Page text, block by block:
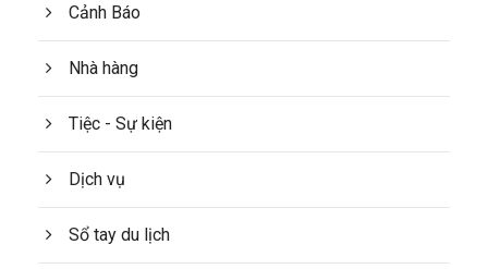
Cảnh Báo
Nhà hàng
Tiệc - Sự kiện
Dịch vụ
Sổ tay du lịch